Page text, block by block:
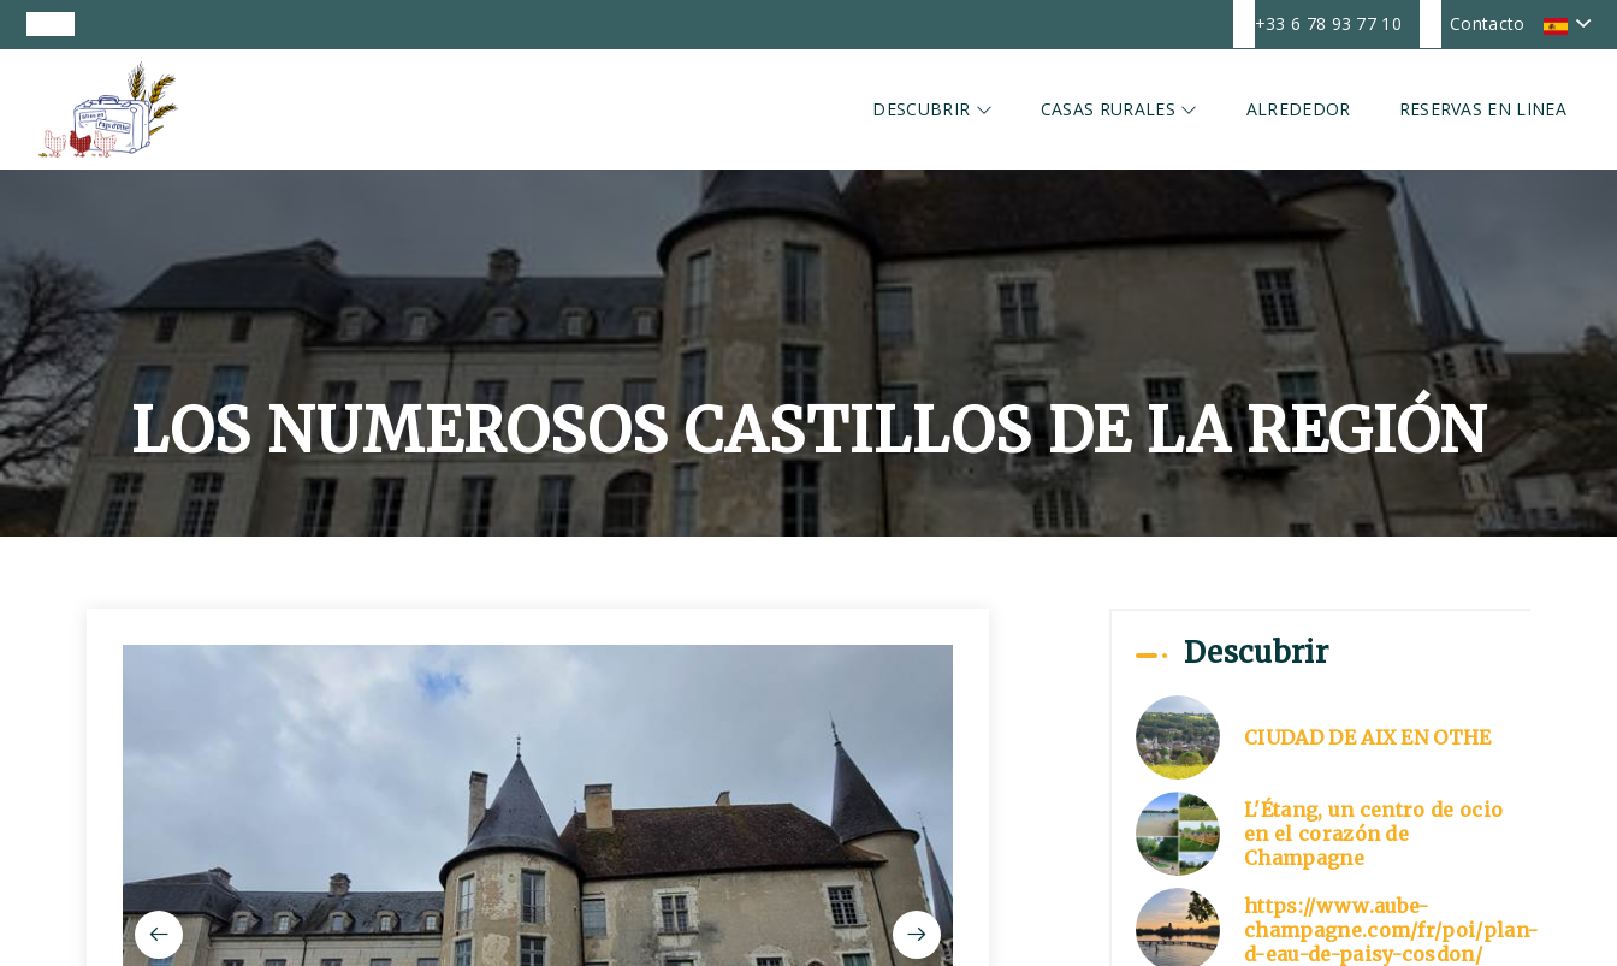
Contacto
+33 6 78 93 77 10
DESCUBRIR CASAS RURALES ALREDEDOR RESERVAS EN LINEA
LOS NUMEROSOS CASTILLOS DE LA REGIÓN
Descubrir
CIUDAD DE AIX EN OTHE
L'Étang, un centro de ocio
en el corazón de
Champagne
https://www.aube-
champagne.com/fr/poi/plan-
d-eau-de-paisy-cosdon/